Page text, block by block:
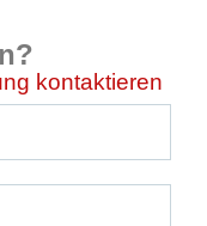
kontaktieren